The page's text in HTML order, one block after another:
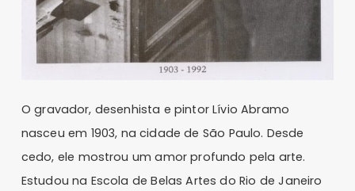
O gravador, desenhista e pintor Lívio Abramo
nasceu em 1903, na cidade de São Paulo. Desde
cedo, ele mostrou um amor profundo pela arte.
Estudou na Escola de Belas Artes do Rio de Janeiro